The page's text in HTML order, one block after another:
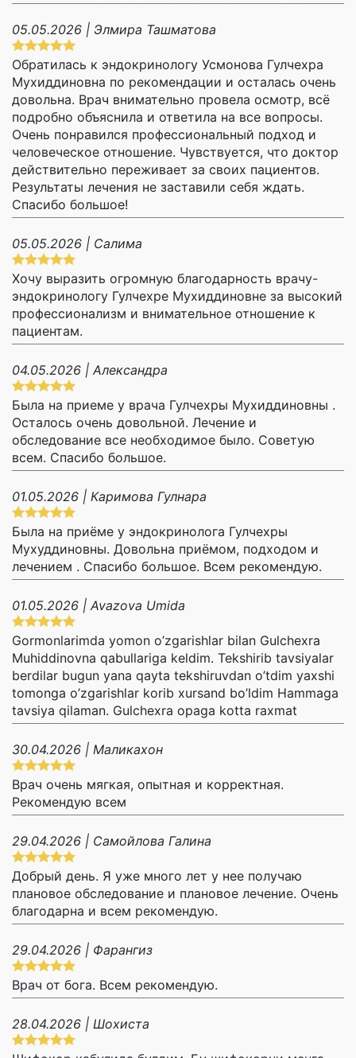
05.05.2026 | Элмира Ташматова
Обратилась к эндокринологу Усмонова Гулчехра
Мухиддиновна по рекомендации и осталась очень
довольна. Врач внимательно провела осмотр, всё
подробно объяснила и ответила на все вопросы.
Очень понравился профессиональный подход и
человеческое отношение. Чувствуется, что доктор
действительно переживает за своих пациентов.
Результаты лечения не заставили себя ждать.
Спасибо большое!
05.05.2026 | Салима
Хочу выразить огромную благодарность врачу-
эндокринологу Гулчехре Мухиддиновне за высокий
профессионализм и внимательное отношение к
пациентам.
04.05.2026 | Александра
Была на приеме у врача Гулчехры Мухиддиновны .
Осталось очень довольной. Лечение и
обследование все необходимое было. Советую
всем. Спасибо большое.
01.05.2026 | Каримова Гулнара
Была на приёме у эндокринолога Гулчехры
Мухуддиновны. Довольна приёмом, подходом и
лечением . Спасибо большое. Всем рекомендую.
01.05.2026 | Avazova Umida
Gormonlarimda yomon o’zgarishlar bilan Gulchexra
Muhiddinovna qabullariga keldim. Tekshirib tavsiyalar
berdilar bugun yana qayta tekshiruvdan o’tdim yaxshi
tomonga o’zgarishlar korib xursand bo’ldim Hammaga
tavsiya qilaman. Gulchexra opaga kotta raxmat
30.04.2026 | Маликахон
Врач очень мягкая, опытная и корректная.
Рекомендую всем
29.04.2026 | Самойлова Галина
Добрый день. Я уже много лет у нее получаю
плановое обследование и плановое лечение. Очень
благодарна и всем рекомендую.
29.04.2026 | Фарангиз
Врач от бога. Всем рекомендую.
28.04.2026 | Шохиста